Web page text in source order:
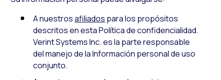
A nuestrosafiliados para los propósitos
descritos en esta Política de confidencialidad.
Verint Systems Inc. es la parte responsable
del manejo de la Información personal de uso
conjunto.